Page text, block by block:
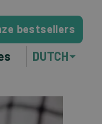
bestsellers
DUTCH